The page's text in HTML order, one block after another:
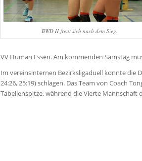
BWD II freut sich nach dem Sieg.
VV Human Essen. Am kommenden Samstag
Im vereinsinternen Bezirksligaduell konnte die
24:26, 25:19) schlagen. Das Team von Coach
Tabellenspitze, während die Vierte Mannschaft